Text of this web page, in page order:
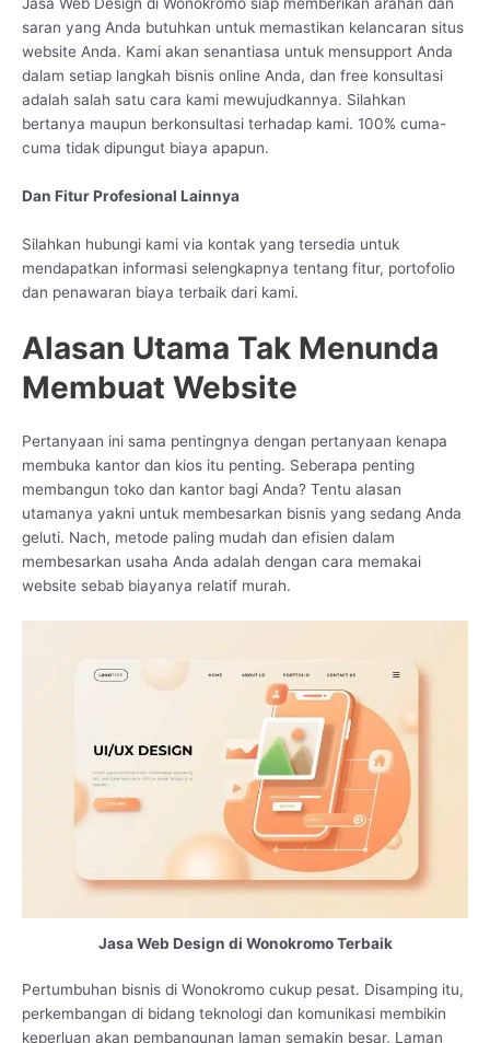
saran yang Anda butuhkan untuk memastikan kelancaran situs
website Anda. Kami akan senantiasa untuk mensupport Anda
dalam setiap langkah bisnis online Anda, dan free konsultasi
adalah salah satu cara kami mewujudkannya. Silahkan
bertanya maupun berkonsultasi terhadap kami. 100% cuma-
cuma tidak dipungut biaya apapun.
Dan Fitur Profesional Lainnya
Silahkan hubungi kami via kontak yang tersedia untuk
mendapatkan informasi selengkapnya tentang fitur, portofolio
dan penawaran biaya terbaik dari kami.
Alasan Utama Tak Menunda
Membuat Website
Pertanyaan ini sama pentingnya dengan pertanyaan kenapa
membuka kantor dan kios itu penting. Seberapa penting
membangun toko dan kantor bagi Anda? Tentu alasan
utamanya yakni untuk membesarkan bisnis yang sedang Anda
geluti. Nach, metode paling mudah dan efisien dalam
membesarkan usaha Anda adalah dengan cara memakai
website sebab biayanya relatif murah.
Jasa Web Design di Wonokromo Terbaik
Pertumbuhan bisnis di Wonokromo cukup pesat. Disamping itu,
perkembangan di bidang teknologi dan komunikasi membikin
keperluan akan pembangunan laman semakin besar. Laman